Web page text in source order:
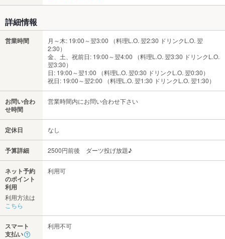
詳細情報
営業時間
月～木: 19:00～翌3:00 （料理L.O. 翌2:30 ドリンクL.O. 翌
2:30）
金、土、祝前日: 19:00～翌4:00 （料理L.O. 翌3:30 ドリンクL.O.
翌3:30）
日: 19:00～翌1:00 （料理L.O. 翌0:30 ドリンクL.O. 翌0:30）
祝日: 19:00～翌2:00 （料理L.O. 翌1:30 ドリンクL.O. 翌1:30）
お問い合わ
せ時間
営業時間内にお問い合わせ下さい
定休日 なし
予算詳細 2500円前後 ダーツ投げ放題♪
ネット予約
のポイント
利用
利用方法は
こちら
利用可
スマート
支払い
利用不可